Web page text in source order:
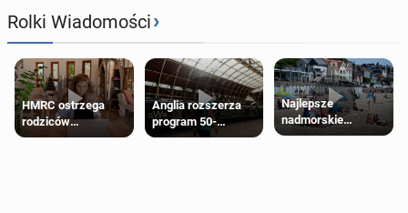
Rolki Wiadomości›
HMRC ostrzega
rodziców
pobierających Child
Anglia rozszerza
program 50-
procentowych
Najlepsze
nadmorskie
miasteczko blisko